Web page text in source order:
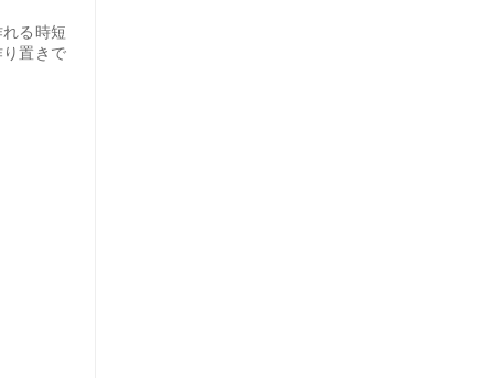
る時短
置きで